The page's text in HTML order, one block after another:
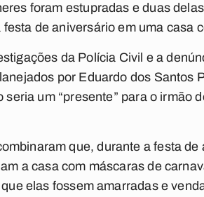
foram estupradas e duas
festa de aniversário em uma casa
da Polícia Civil e a
por Eduardo dos
seria um “presente” para o irmão
que, durante a festa
a casa com máscaras de
elas fossem amarradas e